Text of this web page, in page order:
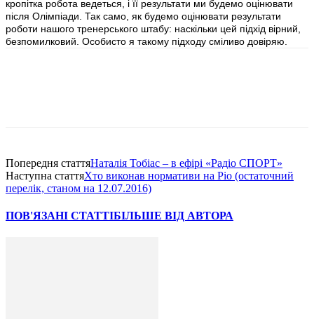
кропітка робота ведеться, і її результати ми будемо оцінювати
після Олімпіади. Так само, як будемо оцінювати результати
роботи нашого тренерського штабу: наскільки цей підхід вірний,
безпомилковий. Особисто я такому підходу сміливо довіряю.
Попередня статтяНаталія Тобіас – в ефірі «Радіо СПОРТ»
Наступна статтяХто виконав нормативи на Ріо (остаточний
перелік, станом на 12.07.2016)
ПОВ'ЯЗАНІ СТАТТІБІЛЬШЕ ВІД АВТОРА